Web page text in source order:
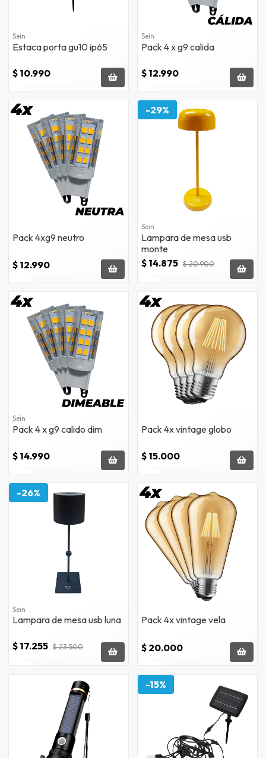
Sein
Estaca porta gu10 ip65
$ 10.990
Sein
Pack 4 x g9 calida
$ 12.990
Pack 4xg9 neutro
$ 12.990
-29%
Sein
Lampara de mesa usb
monte
$ 14.875 $ 20.900
Sein
Pack 4 x g9 calido dim
$ 14.990
Pack 4x vintage globo
$ 15.000
-26%
Sein
Lampara de mesa usb luna
$ 17.255 $ 23.500
Pack 4x vintage vela
$ 20.000
-15%